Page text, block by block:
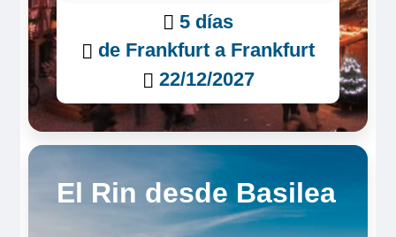
5 días
de Frankfurt a Frankfurt
22/12/2027
El Rin desde Basilea